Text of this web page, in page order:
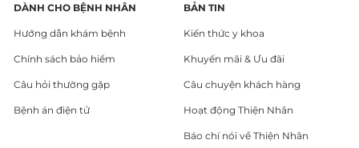
DÀNH CHO BỆNH NHÂN
Hướng dẫn khám bệnh
Chính sách bảo hiểm
Câu hỏi thường gặp
Bệnh án điện tử
BẢN TIN
Kiến thức y khoa
Khuyến mãi & Ưu đãi
Câu chuyện khách hàng
Hoạt động Thiện Nhân
Báo chí nói về Thiện Nhân